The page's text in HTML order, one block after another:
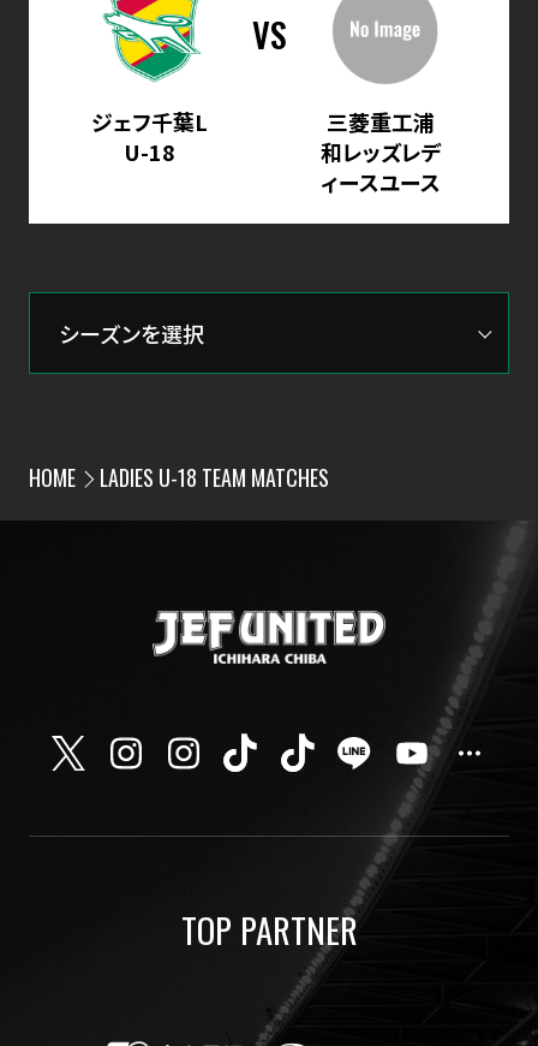
ジェフ千葉L
U-18
VS
三菱重工浦
和レッズレデ
ィースユース
HOME LADIES U-18 TEAM MATCHES
TOP PARTNER